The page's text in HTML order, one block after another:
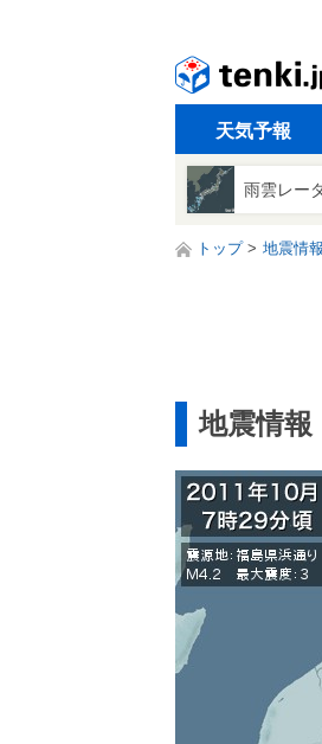
天気予報
雨雲レー
トップ 地震情報
地震情報